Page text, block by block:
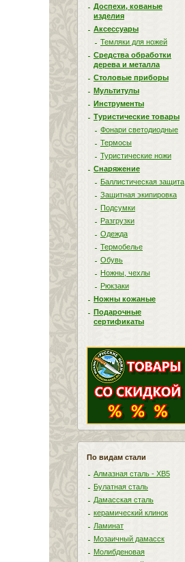
Доспехи, кованые
изделия
Аксессуары
Темляки для ножей
Средства обработки
дерева и металла
Столовые приборы
Мультитулы
Инструменты
Туристические товары
Фонари светодиодные
Термосы
Туристические ножи
Снаряжение
Баллистическая защита
Защитная экипировка
Подсумки
Разгрузки
Одежда
Термобелье
Обувь
Ножны, чехлы
Рюкзаки
Ножны кожаные
Подарочные
сертификаты
По видам стали
Алмазная сталь - ХВ5
Булатная сталь
Дамасская сталь
керамический клинок
Ламинат
Мозаичный дамасск
Молибденовая